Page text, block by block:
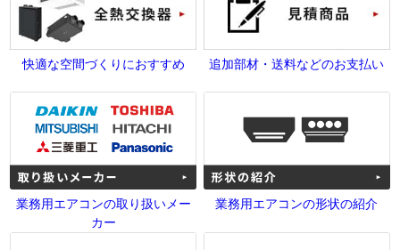
快適な空間づくりにおすすめ 追加部材・送料などのお支払い
業務用エアコンの取り扱いメー
カー
業務用エアコンの形状の紹介